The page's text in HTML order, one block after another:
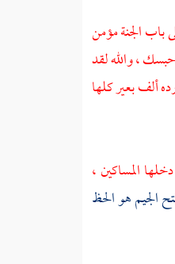
باب الجنة مؤمن
، والله لقد
ألف بعير كلها
المساكين ،
الجيم هو الحظ